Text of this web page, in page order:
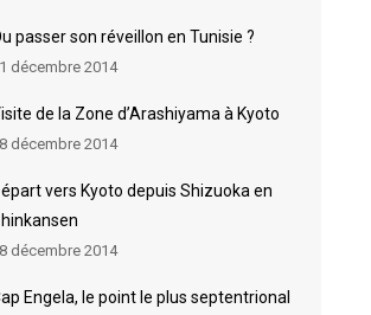
passer son réveillon en Tunisie ?
décembre 2014
de la Zone d’Arashiyama à Kyoto
décembre 2014
vers Kyoto depuis Shizuoka en
décembre 2014
Engela, le point le plus septentrional